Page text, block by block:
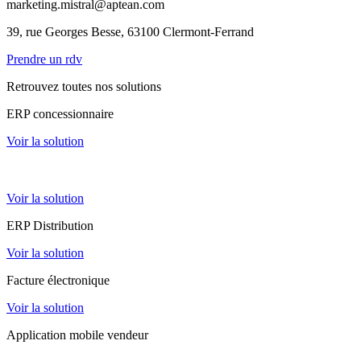
marketing.mistral@aptean.com
39, rue Georges Besse, 63100 Clermont-Ferrand
Prendre un rdv
Retrouvez toutes nos solutions
ERP concessionnaire
Voir la solution
Voir la solution
ERP Distribution
Voir la solution
Facture électronique
Voir la solution
Application mobile vendeur